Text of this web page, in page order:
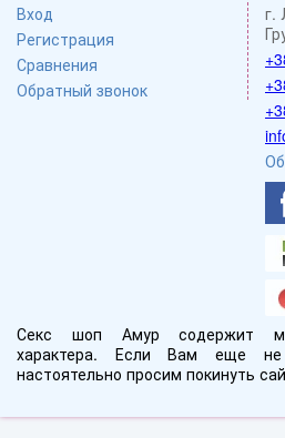
Вход
Регистрация
Сравнения
Обратный звонок
г.
Секс шоп Амур содержит
характера. Если Вам еще
настоятельно просим покинуть